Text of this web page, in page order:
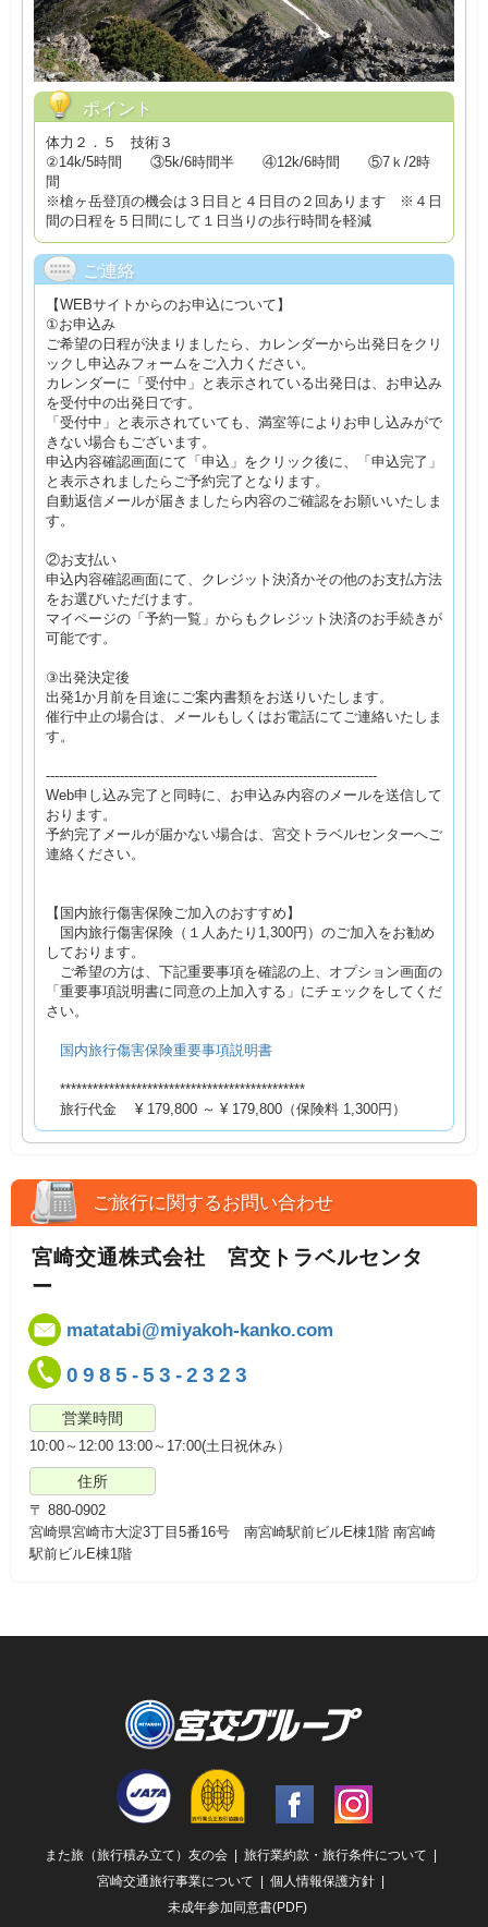
ポイント
体力２．５ 技術３
②14k/5時間 ③5k/6時間半 ④12k/6時間 ⑤7ｋ/2時
間
※槍ヶ岳登頂の機会は３日目と４日目の２回あります ※４日
間の日程を５日間にして１日当りの歩行時間を軽減
ご連絡
【WEBサイトからのお申込について】
①お申込み
ご希望の日程が決まりましたら、カレンダーから出発日をクリ
ックし申込みフォームをご入力ください。
カレンダーに「受付中」と表示されている出発日は、お申込み
を受付中の出発日です。
「受付中」と表示されていても、満室等によりお申し込みがで
きない場合もございます。
申込内容確認画面にて「申込」をクリック後に、「申込完了」
と表示されましたらご予約完了となります。
自動返信メールが届きましたら内容のご確認をお願いいたしま
す。
②お支払い
申込内容確認画面にて、クレジット決済かその他のお支払方法
をお選びいただけます。
マイページの「予約一覧」からもクレジット決済のお手続きが
可能です。
③出発決定後
出発1か月前を目途にご案内書類をお送りいたします。
催行中止の場合は、メールもしくはお電話にてご連絡いたしま
す。
----------------------------------------------------------------------------
Web申し込み完了と同時に、お申込み内容のメールを送信して
おります。
予約完了メールが届かない場合は、宮交トラベルセンターへご
連絡ください。
【国内旅行傷害保険ご加入のおすすめ】
国内旅行傷害保険（１人あたり1,300円）のご加入をお勧め
しております。
ご希望の方は、下記重要事項を確認の上、オプション画面の
「重要事項説明書に同意の上加入する」にチェックをしてくだ
さい。
国内旅行傷害保険重要事項説明書
*********************************************
旅行代金 ¥ 179,800 ～ ¥ 179,800（保険料 1,300円）
ご旅行に関するお問い合わせ
宮崎交通株式会社 宮交トラベルセンタ
ー
0985-53-2323
営業時間
10:00～12:00 13:00～17:00(土日祝休み）
matatabi@miyakoh-kanko.com
住所
〒 880-0902
宮崎県宮崎市大淀3丁目5番16号 南宮崎駅前ビルE棟1階 南宮崎
駅前ビルE棟1階
FacebookInstagram
また旅（旅行積み立て）友の会
旅行業約款・旅行条件について
宮崎交通旅行事業について
個人情報保護方針
未成年参加同意書(PDF)